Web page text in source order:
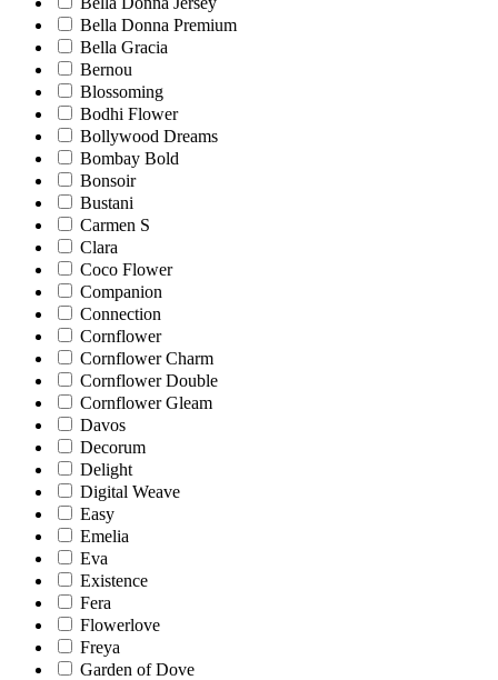
Bella Donna Premium
Bella Gracia
Bernou
Blossoming
Bodhi Flower
Bollywood Dreams
Bombay Bold
Bonsoir
Bustani
Carmen S
Clara
Coco Flower
Companion
Connection
Cornflower
Cornflower Charm
Cornflower Double
Cornflower Gleam
Davos
Decorum
Delight
Digital Weave
Easy
Emelia
Eva
Existence
Fera
Flowerlove
Freya
Garden of Dove